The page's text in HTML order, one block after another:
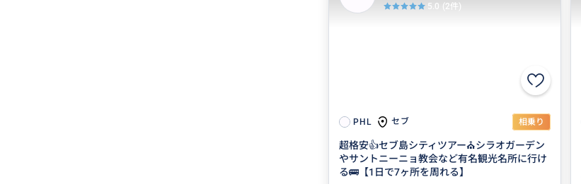
PHL セブ 相乗り
超格安👍セブ島シティツアー⛪シラオガーデン
やサントニーニョ教会など有名観光名所に行け
る🚌【1日で7ヶ所を周れる】
5.0 (2件)